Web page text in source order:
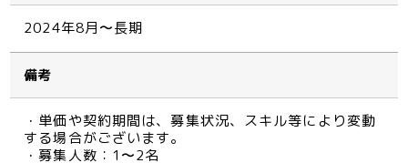
2024年8月〜長期
備考
・単価や契約期間は、募集状況、スキル等により変動
する場合がございます。
・募集人数：1〜2名